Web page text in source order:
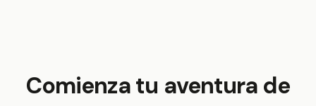
Comienza tu aventura de